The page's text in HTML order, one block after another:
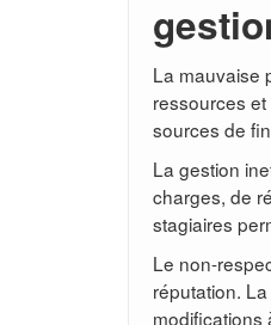
La mauvaise
ressources
sources de
La gestion
charges, de
stagiaires
Le non-
réputation.
modifications